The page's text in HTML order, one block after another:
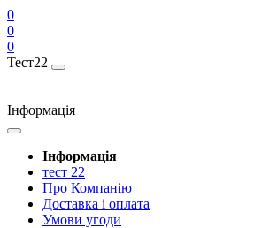
0
0
0
Тест22
Інформація
Інформація
тест 22
Про Компанію
Доставка і оплата
Умови угоди